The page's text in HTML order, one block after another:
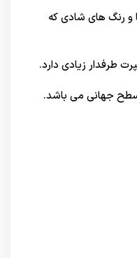
و رنگ های شادی که
طرفدار زیادی دارد.
سطح جهانی می باشد.